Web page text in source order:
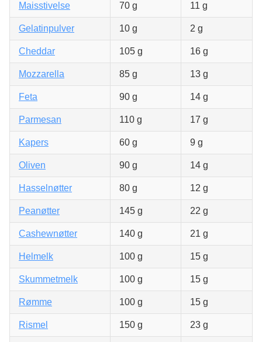
Maisstivelse 70 g 11 g
Gelatinpulver 10 g 2 g
Cheddar 105 g 16 g
Mozzarella 85 g 13 g
Feta 90 g 14 g
Parmesan 110 g 17 g
Kapers 60 g 9 g
Oliven 90 g 14 g
Hasselnøtter 80 g 12 g
Peanøtter 145 g 22 g
Cashewnøtter 140 g 21 g
Helmelk 100 g 15 g
Skummetmelk 100 g 15 g
Rømme 100 g 15 g
Rismel 150 g 23 g